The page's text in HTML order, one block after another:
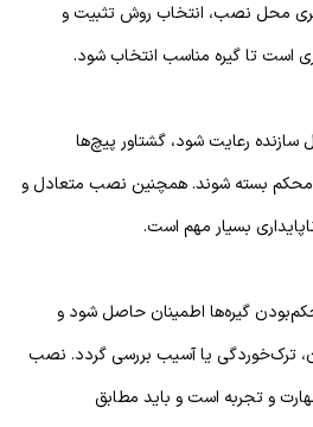
محل نصب، انتخاب روش تثبیت و
است تا گیره مناسب انتخاب شود.
رعایت شود، گشتاور پیچ‌ها
محکم بسته شوند. همچنین نصب متعادل و
بسیار مهم است.
گیره‌ها اطمینان حاصل شود و
ترک‌خوردگی یا آسیب بررسی گردد. نصب
و تجربه است و باید مطابق